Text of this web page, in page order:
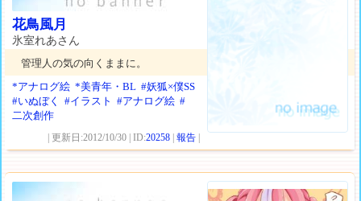
花鳥風月
氷室れあさん
管理人の気の向くままに。
*アナログ絵 *美青年・BL #妖狐×僕SS
#いぬぼく
#イラスト #アナログ絵 #
二次創作
| 更新日:2012/10/30 | ID:20258 |報告